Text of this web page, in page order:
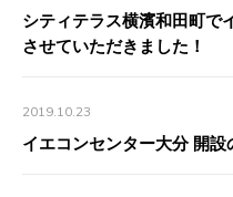
シティテラス横濱和田町で
させていただきました！
2019.10.23
イエコンセンター大分 開設